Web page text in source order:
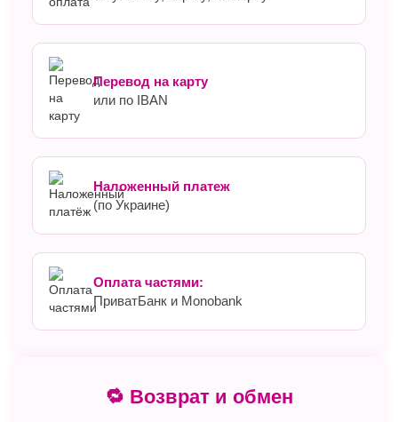
Перевод на карту
или по IBAN
Наложенный платеж
(по Украине)
Оплата частями:
ПриватБанк и Monobank
🔁 Возврат и обмен